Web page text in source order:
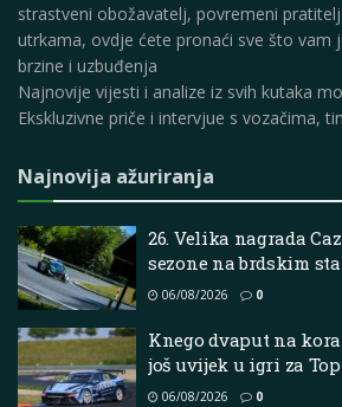
strastveni obožavatelj, povremeni
utrkama, ovdje ćete pronaći sve što vam
brzine i uzbuđenja
Najnovije vijesti i analize iz svih kutaka
Ekskluzivne priče i intervjue s vozačima,
Najnovija ažuriranja
26. Velika nagrada
sezone na brdskim
06/08/2026 0
Knego dvaput na
još uvijek u igri za
06/08/2026 0